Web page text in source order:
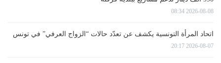
2026-08-08 08:34
اتحاد المرأة التونسية يكشف عن تعدّد حالات “الزواج العرفي” في تونس
2026-08-07 20:17